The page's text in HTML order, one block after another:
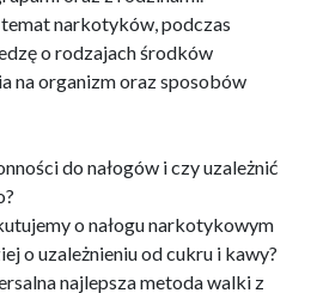
narkotyków, podczas
o rodzajach środków
na organizm oraz sposobów
do nałogów i czy uzależnić
o nałogu narkotykowym
o uzależnieniu od cukru i kawy?
najlepsza metoda walki z